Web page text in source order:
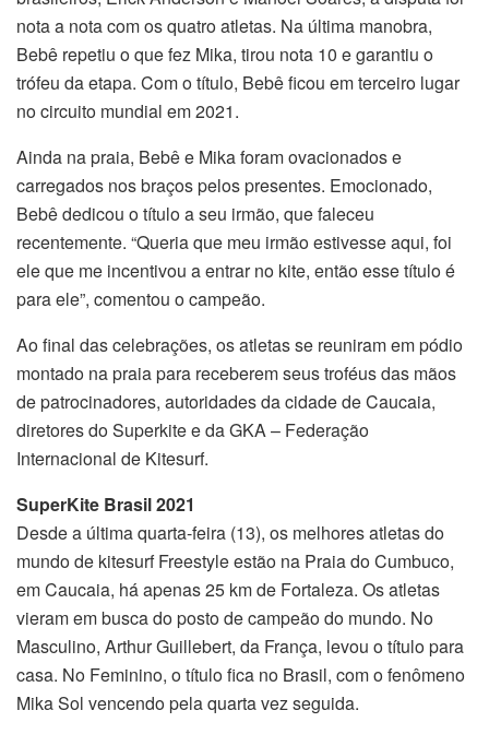
nota a nota com os quatro atletas. Na última manobra,
Bebê repetiu o que fez Mika, tirou nota 10 e garantiu o
trófeu da etapa. Com o título, Bebê ficou em terceiro lugar
no circuito mundial em 2021.
Ainda na praia, Bebê e Mika foram ovacionados e
carregados nos braços pelos presentes. Emocionado,
Bebê dedicou o título a seu irmão, que faleceu
recentemente. “Queria que meu irmão estivesse aqui, foi
ele que me incentivou a entrar no kite, então esse título é
para ele”, comentou o campeão.
Ao final das celebrações, os atletas se reuniram em pódio
montado na praia para receberem seus troféus das mãos
de patrocinadores, autoridades da cidade de Caucaia,
diretores do Superkite e da GKA – Federação
Internacional de Kitesurf.
SuperKite Brasil 2021
Desde a última quarta-feira (13), os melhores atletas do
mundo de kitesurf Freestyle estão na Praia do Cumbuco,
em Caucaia, há apenas 25 km de Fortaleza. Os atletas
vieram em busca do posto de campeão do mundo. No
Masculino, Arthur Guillebert, da França, levou o título para
casa. No Feminino, o título fica no Brasil, com o fenômeno
Mika Sol vencendo pela quarta vez seguida.